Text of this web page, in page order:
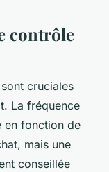
contrôle
sont cruciales
La fréquence
en fonction de
mais une
conseillée